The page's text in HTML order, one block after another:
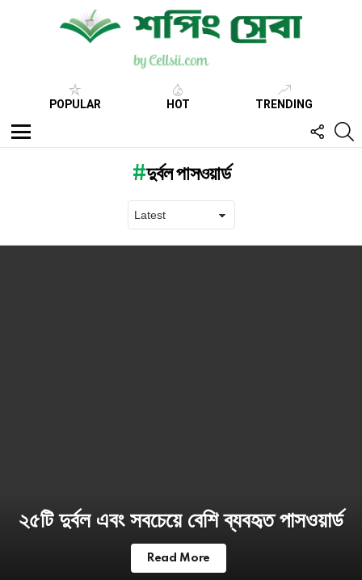
POPULAR HOT TRENDING
Menu
US
দুর্বল পাসওয়ার্ড
২৫টি দুর্বল এবং সবচেয়ে বেশি ব্যবহৃত পাসওয়ার্ড
Read More